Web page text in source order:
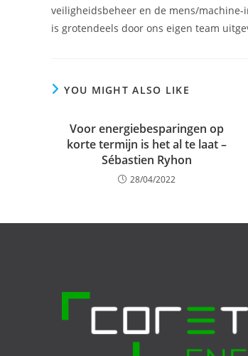
veiligheidsbeheer en de mens/
is grotendeels door ons eigen team
YOU MIGHT ALSO LIKE
Voor energiebesparingen op
korte termijn is het al te laat –
Sébastien Ryhon
28/04/2022